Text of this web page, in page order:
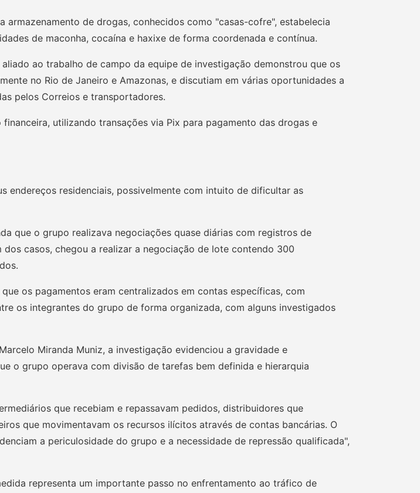
de drogas, conhecidos como "casas-cofre", estabelecia
de maconha, cocaína e haxixe de forma coordenada e contínua.
ao trabalho de campo da equipe de investigação demonstrou que os
no Rio de Janeiro e Amazonas, e discutiam em várias oportunidades a
pelos Correios e transportadores.
utilizando transações via Pix para pagamento das drogas e
endereços residenciais, possivelmente com intuito de dificultar as
que o grupo realizava negociações quase diárias com registros de
casos, chegou a realizar a negociação de lote contendo 300
os pagamentos eram centralizados em contas específicas, com
os integrantes do grupo de forma organizada, com alguns investigados
Miranda Muniz, a investigação evidenciou a gravidade e
o grupo operava com divisão de tarefas bem definida e hierarquia
que recebiam e repassavam pedidos, distribuidores que
que movimentavam os recursos ilícitos através de contas bancárias. O
a periculosidade do grupo e a necessidade de repressão qualificada",
representa um importante passo no enfrentamento ao tráfico de